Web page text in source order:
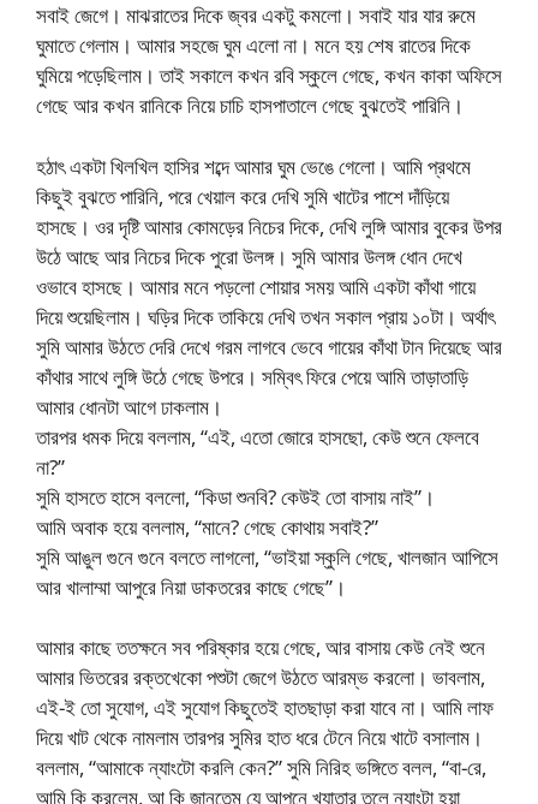
সবাই জেগে। মাঝরাতের দিকে জ্বর একটু কমলো। সবাই যার যার রুমে
ঘুমাতে গেলাম। আমার সহজে ঘুম এলো না। মনে হয় শেষ রাতের দিকে
ঘুমিয়ে পড়েছিলাম। তাই সকালে কখন রবি স্কুলে গেছে, কখন কাকা অফিসে
গেছে আর কখন রানিকে নিয়ে চাচি হাসপাতালে গেছে বুঝতেই পারিনি।
হঠাৎ একটা খিলখিল হাসির শব্দে আমার ঘুম ভেঙে গেলো। আমি প্রথমে
কিছুই বুঝতে পারিনি, পরে খেয়াল করে দেখি সুমি খাটের পাশে দাঁড়িয়ে
হাসছে। ওর দৃষ্টি আমার কোমড়ের নিচের দিকে, দেখি লুঙ্গি আমার বুকের উপর
উঠে আছে আর নিচের দিকে পুরো উলঙ্গ। সুমি আমার উলঙ্গ ধোন দেখে
ওভাবে হাসছে। আমার মনে পড়লো শোয়ার সময় আমি একটা কাঁথা গায়ে
দিয়ে শুয়েছিলাম। ঘড়ির দিকে তাকিয়ে দেখি তখন সকাল প্রায় ১০টা। অর্থাৎ
সুমি আমার উঠতে দেরি দেখে গরম লাগবে ভেবে গায়ের কাঁথা টান দিয়েছে আর
কাঁথার সাথে লুঙ্গি উঠে গেছে উপরে। সম্বিৎ ফিরে পেয়ে আমি তাড়াতাড়ি
আমার ধোনটা আগে ঢাকলাম।
তারপর ধমক দিয়ে বললাম, “এই, এতো জোরে হাসছো, কেউ শুনে ফেলবে
না?”
সুমি হাসতে হাসে বললো, “কিডা শুনবি? কেউই তো বাসায় নাই”।
আমি অবাক হয়ে বললাম, “মানে? গেছে কোথায় সবাই?”
সুমি আঙুল গুনে গুনে বলতে লাগলো, “ভাইয়া স্কুলি গেছে, খালজান আপিসে
আর খালাম্মা আপুরে নিয়া ডাকতরের কাছে গেছে”।
আমার কাছে ততক্ষনে সব পরিষ্কার হয়ে গেছে, আর বাসায় কেউ নেই শুনে
আমার ভিতরের রক্তখেকো পশুটা জেগে উঠতে আরম্ভ করলো। ভাবলাম,
এই-ই তো সুযোগ, এই সুযোগ কিছুতেই হাতছাড়া করা যাবে না। আমি লাফ
দিয়ে খাট থেকে নামলাম তারপর সুমির হাত ধরে টেনে নিয়ে খাটে বসালাম।
বললাম, “আমাকে ন্যাংটো করলি কেন?” সুমি নিরিহ ভঙ্গিতে বলল, “বা-রে,
আমি কি করলেম, আ কি জানতেম যে আপনে খ্যাতার তলে ন্যাংটা হয়া